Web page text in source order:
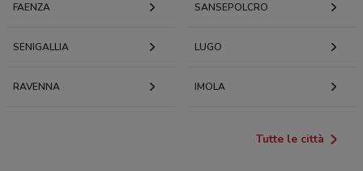
FAENZA SANSEPOLCRO
SENIGALLIA LUGO
RAVENNA IMOLA
Tutte le città